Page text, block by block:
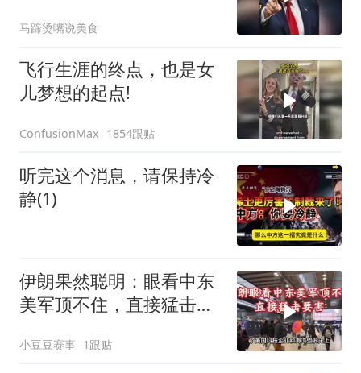
马蹄烫嘴说美食
飞行生涯的终点，也是女
儿梦想的起点!
ConfusionMax 1854跟贴
听完这个消息，请保持冷
静(1)
伊朗果然聪明：眼看中东
美军顶不住，直接猛击要
小豆豆赛事 1跟贴